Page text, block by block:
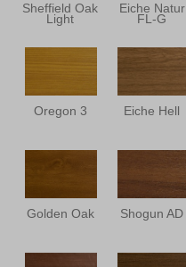
Sheffield Oak
Light
Eiche Natur
FL-G
Oregon 3 Eiche Hell
Golden Oak Shogun AD